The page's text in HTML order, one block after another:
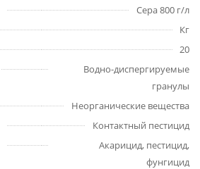
Сера 800 г/л
Кг
20
Водно-диспергируемые
гранулы
Неорганические вещества
Контактный пестицид
Акарицид, пестицид,
фунгицид